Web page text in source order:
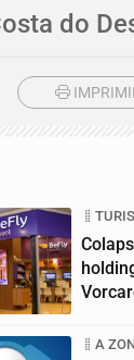
do
A